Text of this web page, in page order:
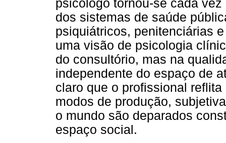
psicólogo tornou-se cada
dos sistemas de saúde
psiquiátricos, penitenciárias
uma visão de psicologia
do consultório, mas na
independente do espaço de
claro que o profissional
modos de produção,
o mundo são deparados
espaço social.